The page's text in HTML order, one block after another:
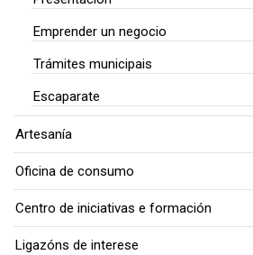
Emprender un negocio
Trámites municipais
Escaparate
Artesanía
Oficina de consumo
Centro de iniciativas e formación
Ligazóns de interese